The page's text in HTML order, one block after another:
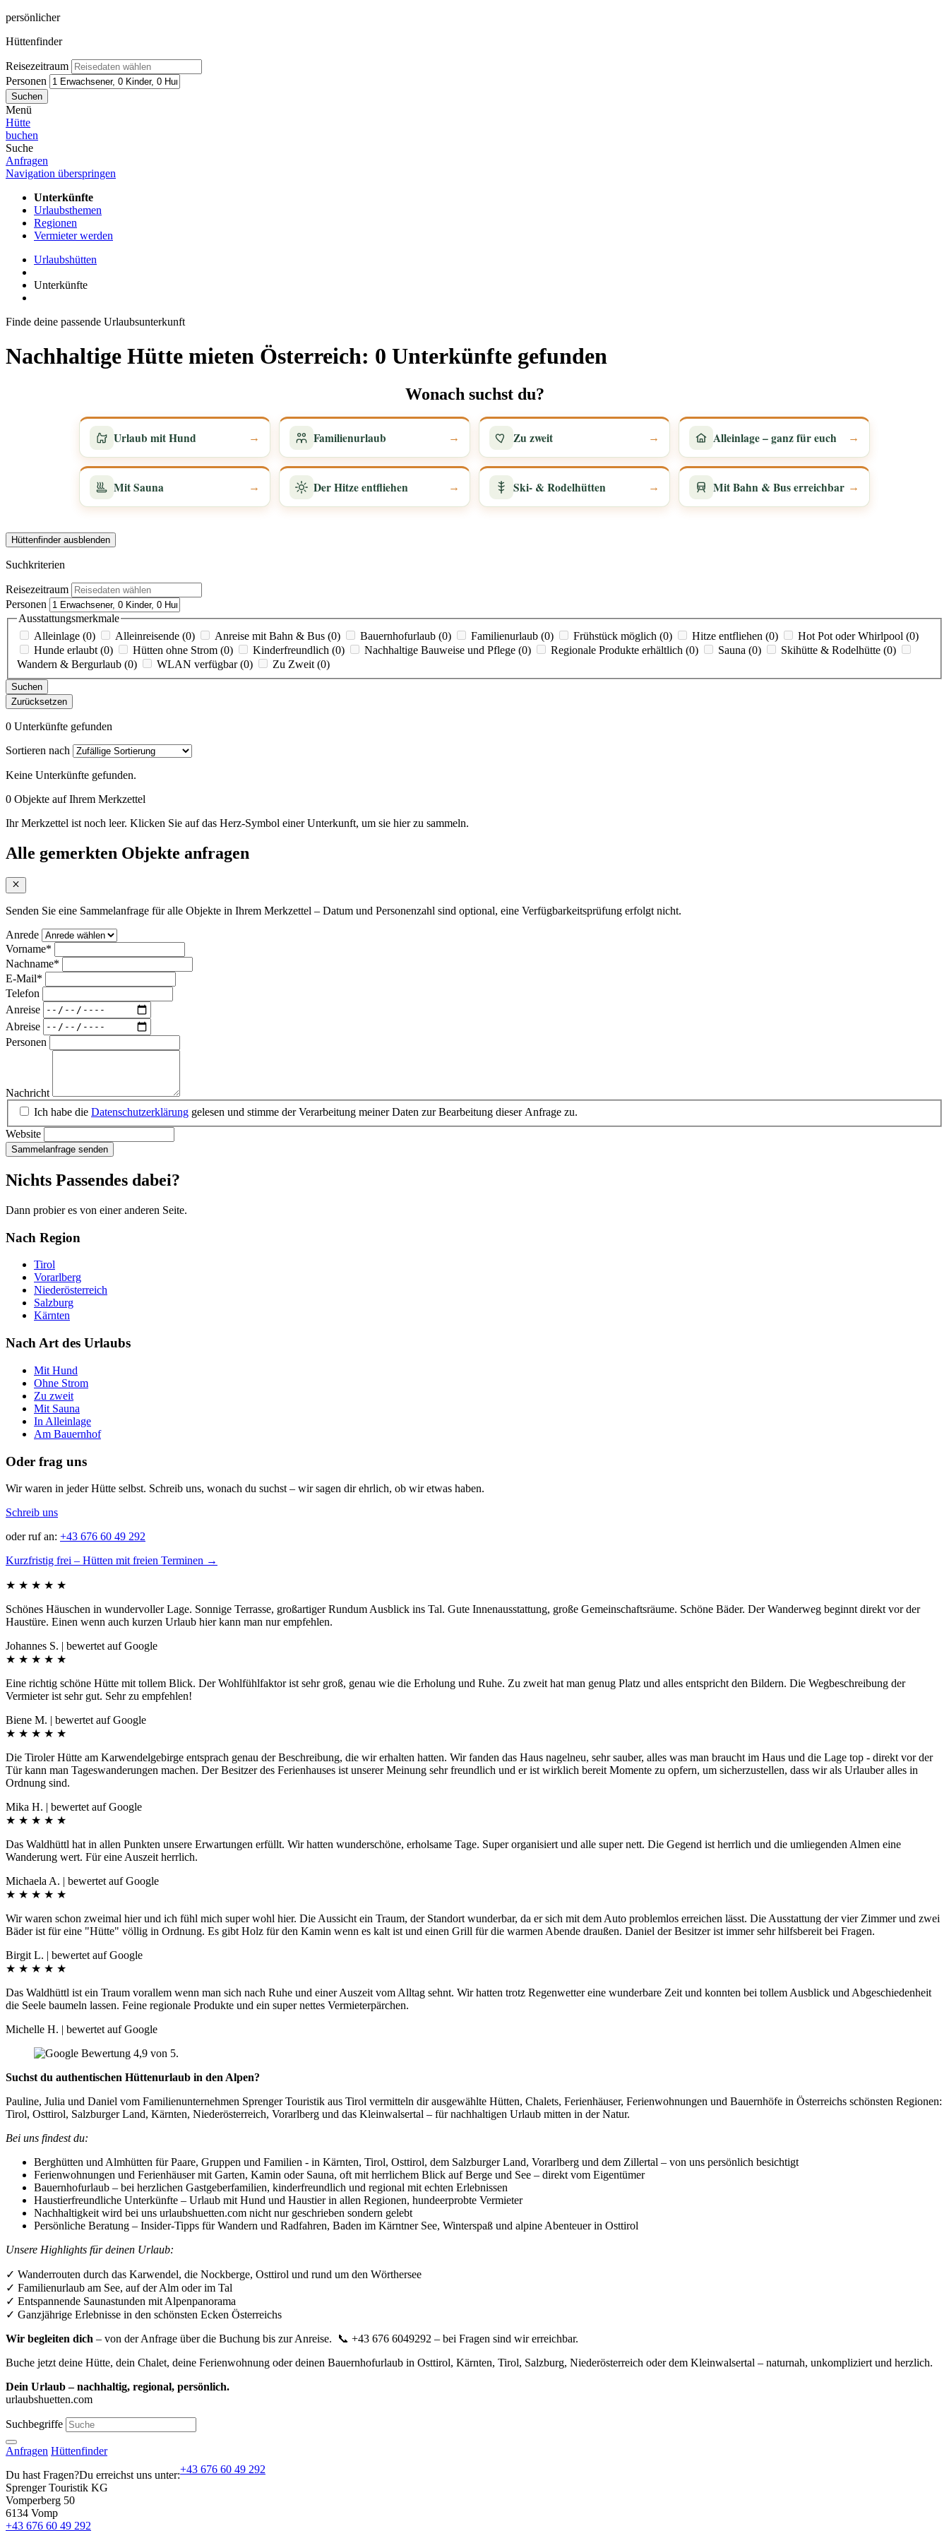
persönlicher
Hüttenfinder
Reisezeitraum
Personen
Suchen
Menü
Hütte
buchen
Suche
Anfragen
Navigation überspringen
Unterkünfte
Urlaubsthemen
Regionen
Vermieter werden
Urlaubshütten
Unterkünfte
Finde deine passende Urlaubsunterkunft
Nachhaltige Hütte mieten Österreich: 0 Unterkünfte gefunden
Wonach suchst du?
Urlaub mit Hund → Familienurlaub → Zu zweit → Alleinlage – ganz für euch →
Mit Sauna → Der Hitze entfliehen → Ski- & Rodelhütten → Mit Bahn & Bus erreichbar →
Hüttenfinder ausblenden
Suchkriterien
Reisezeitraum
Personen
Ausstattungsmerkmale
Alleinlage (0)
Alleinreisende (0) Anreise mit Bahn & Bus (0) Bauernhofurlaub (0) Familienurlaub (0) Frühstück möglich (0) Hitze entfliehen (0)
Hot Pot oder Whirlpool (0)
Hunde erlaubt (0)
Hütten ohne Strom (0) Kinderfreundlich (0) Nachhaltige Bauweise und Pflege (0) Regionale Produkte erhältlich (0) Sauna (0)
Skihütte & Rodelhütte (0)
Wandern & Bergurlaub (0)
WLAN verfügbar (0) Zu Zweit (0)
Suchen
Zurücksetzen
0 Unterkünfte gefunden
Sortieren nach
Keine Unterkünfte gefunden.
0 Objekte auf Ihrem Merkzettel
Ihr Merkzettel ist noch leer. Klicken Sie auf das Herz-Symbol einer Unterkunft, um sie hier zu sammeln.
Alle gemerkten Objekte anfragen
Senden Sie eine Sammelanfrage für alle Objekte in Ihrem Merkzettel – Datum und Personenzahl sind optional, eine Verfügbarkeitsprüfung erfolgt nicht.
Anrede
Vorname*
Nachname*
E-Mail*
Telefon
Anreise
Abreise
Personen
Nachricht
Ich habe die Datenschutzerklärung gelesen und stimme der Verarbeitung meiner Daten zur Bearbeitung dieser Anfrage zu.
Website
Sammelanfrage senden
Nichts Passendes dabei?
Dann probier es von einer anderen Seite.
Nach Region
Tirol
Vorarlberg
Niederösterreich
Salzburg
Kärnten
Nach Art des Urlaubs
Mit Hund
Ohne Strom
Zu zweit
Mit Sauna
In Alleinlage
Am Bauernhof
Oder frag uns
Wir waren in jeder Hütte selbst. Schreib uns, wonach du suchst – wir sagen dir ehrlich, ob wir etwas haben.
Schreib uns
oder ruf an: +43 676 60 49 292
Kurzfristig frei – Hütten mit freien Terminen →
★ ★ ★ ★ ★
Schönes Häuschen in wundervoller Lage. Sonnige Terrasse, großartiger Rundum Ausblick ins Tal. Gute Innenausstattung, große Gemeinschaftsräume. Schöne Bäder. Der Wanderweg beginnt direkt vor der
Haustüre. Einen wenn auch kurzen Urlaub hier kann man nur empfehlen.
Johannes S. | bewertet auf Google
★ ★ ★ ★ ★
Eine richtig schöne Hütte mit tollem Blick. Der Wohlfühlfaktor ist sehr groß, genau wie die Erholung und Ruhe. Zu zweit hat man genug Platz und alles entspricht den Bildern. Die Wegbeschreibung der
Vermieter ist sehr gut. Sehr zu empfehlen!
Biene M. | bewertet auf Google
★ ★ ★ ★ ★
Die Tiroler Hütte am Karwendelgebirge entsprach genau der Beschreibung, die wir erhalten hatten. Wir fanden das Haus nagelneu, sehr sauber, alles was man braucht im Haus und die Lage top - direkt vor der
Tür kann man Tageswanderungen machen. Der Besitzer des Ferienhauses ist unserer Meinung sehr freundlich und er ist wirklich bereit Momente zu opfern, um sicherzustellen, dass wir als Urlauber alles in
Ordnung sind.
Mika H. | bewertet auf Google
★ ★ ★ ★ ★
Das Waldhüttl hat in allen Punkten unsere Erwartungen erfüllt. Wir hatten wunderschöne, erholsame Tage. Super organisiert und alle super nett. Die Gegend ist herrlich und die umliegenden Almen eine
Wanderung wert. Für eine Auszeit herrlich.
Michaela A. | bewertet auf Google
★ ★ ★ ★ ★
Wir waren schon zweimal hier und ich fühl mich super wohl hier. Die Aussicht ein Traum, der Standort wunderbar, da er sich mit dem Auto problemlos erreichen lässt. Die Ausstattung der vier Zimmer und zwei
Bäder ist für eine "Hütte" völlig in Ordnung. Es gibt Holz für den Kamin wenn es kalt ist und einen Grill für die warmen Abende draußen. Daniel der Besitzer ist immer sehr hilfsbereit bei Fragen.
Birgit L. | bewertet auf Google
★ ★ ★ ★ ★
Das Waldhüttl ist ein Traum vorallem wenn man sich nach Ruhe und einer Auszeit vom Alltag sehnt. Wir hatten trotz Regenwetter eine wunderbare Zeit und konnten bei tollem Ausblick und Abgeschiedenheit
die Seele baumeln lassen. Feine regionale Produkte und ein super nettes Vermieterpärchen.
Michelle H. | bewertet auf Google
Suchst du authentischen Hüttenurlaub in den Alpen?
Pauline, Julia und Daniel vom Familienunternehmen Sprenger Touristik aus Tirol vermitteln dir ausgewählte Hütten, Chalets, Ferienhäuser, Ferienwohnungen und Bauernhöfe in Österreichs schönsten Regionen:
Tirol, Osttirol, Salzburger Land, Kärnten, Niederösterreich, Vorarlberg und das Kleinwalsertal – für nachhaltigen Urlaub mitten in der Natur.
Bei uns findest du:
Berghütten und Almhütten für Paare, Gruppen und Familien - in Kärnten, Tirol, Osttirol, dem Salzburger Land, Vorarlberg und dem Zillertal – von uns persönlich besichtigt
Ferienwohnungen und Ferienhäuser mit Garten, Kamin oder Sauna, oft mit herrlichem Blick auf Berge und See – direkt vom Eigentümer
Bauernhofurlaub – bei herzlichen Gastgeberfamilien, kinderfreundlich und regional mit echten Erlebnissen
Haustierfreundliche Unterkünfte – Urlaub mit Hund und Haustier in allen Regionen, hundeerprobte Vermieter
Nachhaltigkeit wird bei uns urlaubshuetten.com nicht nur geschrieben sondern gelebt
Persönliche Beratung – Insider-Tipps für Wandern und Radfahren, Baden im Kärntner See, Winterspaß und alpine Abenteuer in Osttirol
Unsere Highlights für deinen Urlaub:
✓ Wanderrouten durch das Karwendel, die Nockberge, Osttirol und rund um den Wörthersee
✓ Familienurlaub am See, auf der Alm oder im Tal
✓ Entspannende Saunastunden mit Alpenpanorama
✓ Ganzjährige Erlebnisse in den schönsten Ecken Österreichs
Wir begleiten dich – von der Anfrage über die Buchung bis zur Anreise. 📞 ‪+43 676 6049292‬ – bei Fragen sind wir erreichbar.
Buche jetzt deine Hütte, dein Chalet, deine Ferienwohnung oder deinen Bauernhofurlaub in Osttirol, Kärnten, Tirol, Salzburg, Niederösterreich oder dem Kleinwalsertal – naturnah, unkompliziert und herzlich.
Dein Urlaub – nachhaltig, regional, persönlich.
urlaubshuetten.com
Suchbegriffe
Anfragen Hüttenfinder
Du hast Fragen?Du erreichst uns unter:+43 676 60 49 292
Sprenger Touristik KG
Vomperberg 50
6134 Vomp
+43 676 60 49 292